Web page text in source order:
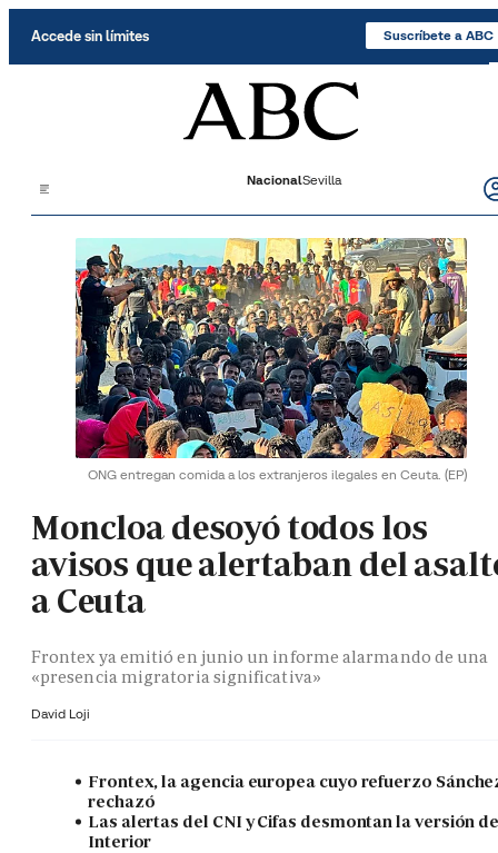
Accede sin límites Suscríbete a ABC
NacionalSevilla
ONG entregan comida a los extranjeros ilegales en Ceuta. (EP)
Moncloa desoyó todos los
avisos que alertaban del
a Ceuta
Frontex ya emitió en junio un informe alarmando de una
«presencia migratoria significativa»
David Loji
Frontex, la agencia europea cuyo refuerzo
rechazó
Las alertas del CNI y Cifas desmontan la versión
Interior